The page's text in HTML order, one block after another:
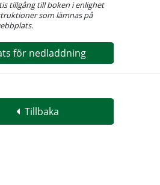
tillgång till boken i enlighet
som lämnas på
för nedladdning
Tillbaka